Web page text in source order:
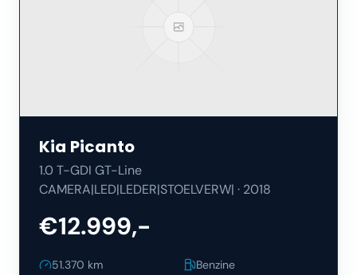
Kia Picanto
1.0 T-GDI GT-Line
CAMERA|LED|LEDER|STOELVERW| · 2018
€12.999,-
51.370 km
Benzine